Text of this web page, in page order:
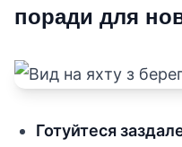
поради для
Готуйтеся